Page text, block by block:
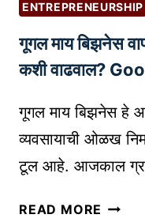
अ
र
:
य
आ
णि
प
ENTREPRENEURSHIP
गूगल माय बिझनेस
कशी वाढवाल?
गूगल माय बिझनेस हे
व्यवसायाची ओळख
टूल आहे. आजकाल
READ MORE गू